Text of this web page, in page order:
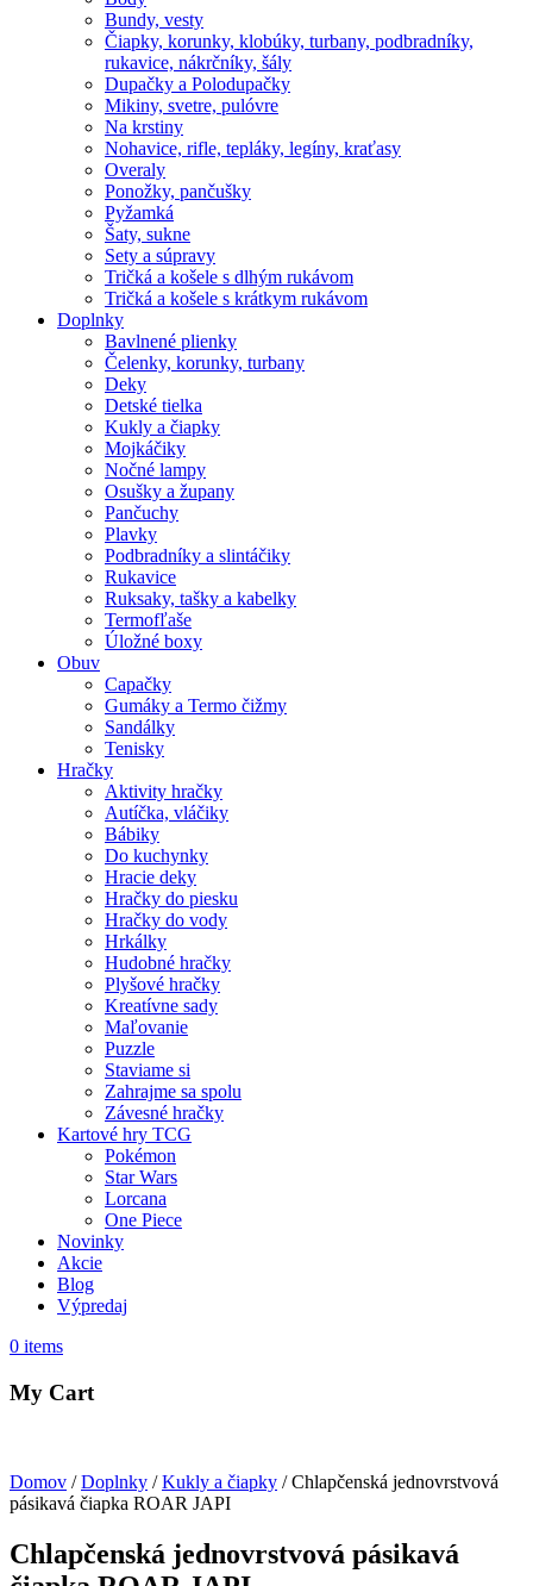
Bundy, vesty
Čiapky, korunky, klobúky, turbany, podbradníky,
rukavice, nákrčníky, šály
Dupačky a Polodupačky
Mikiny, svetre, pulóvre
Na krstiny
Nohavice, rifle, tepláky, legíny, kraťasy
Overaly
Ponožky, pančušky
Pyžamká
Šaty, sukne
Sety a súpravy
Tričká a košele s dlhým rukávom
Tričká a košele s krátkym rukávom
Doplnky
Bavlnené plienky
Čelenky, korunky, turbany
Deky
Detské tielka
Kukly a čiapky
Mojkáčiky
Nočné lampy
Osušky a župany
Pančuchy
Plavky
Podbradníky a slintáčiky
Rukavice
Ruksaky, tašky a kabelky
Termofľaše
Úložné boxy
Obuv
Capačky
Gumáky a Termo čižmy
Sandálky
Tenisky
Hračky
Aktivity hračky
Autíčka, vláčiky
Bábiky
Do kuchynky
Hracie deky
Hračky do piesku
Hračky do vody
Hrkálky
Hudobné hračky
Plyšové hračky
Kreatívne sady
Maľovanie
Puzzle
Staviame si
Zahrajme sa spolu
Závesné hračky
Kartové hry TCG
Pokémon
Star Wars
Lorcana
One Piece
Novinky
Akcie
Blog
Výpredaj
0 items
My Cart
Domov /Doplnky /Kukly a čiapky / Chlapčenská jednovrstvová
pásikavá čiapka ROAR JAPI
Chlapčenská jednovrstvová pásikavá